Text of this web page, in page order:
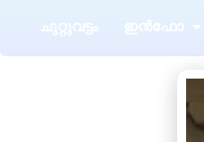
ചുറ്റുവട്ടം ഇൻഫോ